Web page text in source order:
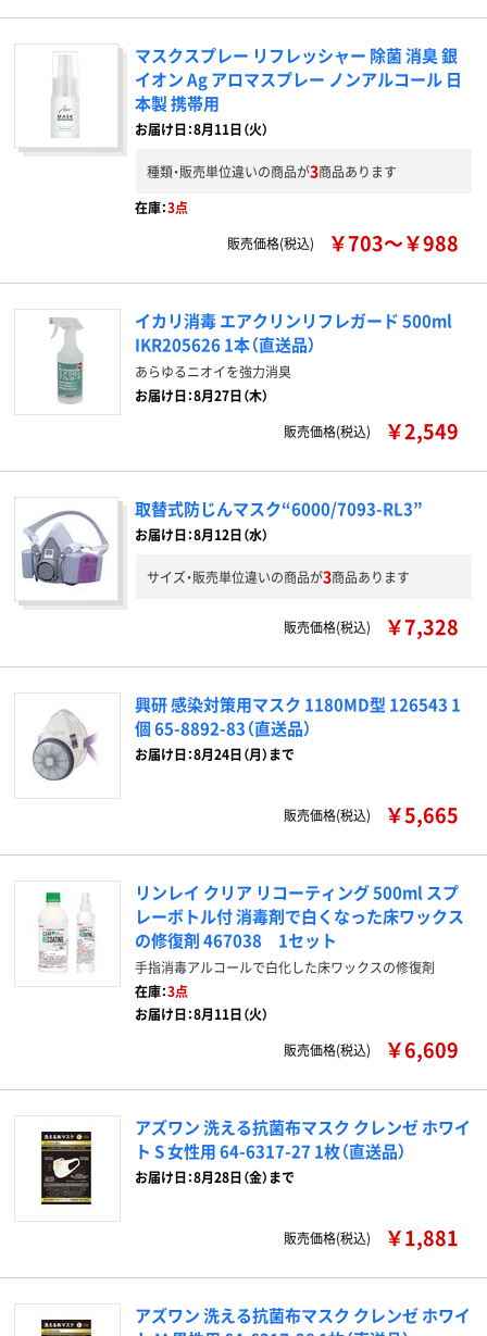
マスクスプレー リフレッシャー 除菌 消臭 銀
イオン Ag アロマスプレー ノンアルコール 日
本製 携帯用
お届け日：8月11日（火）
種類・販売単位違いの商品が3商品あります
在庫：3点
販売価格(税込)
￥703～￥988
イカリ消毒 エアクリンリフレガード 500ml
IKR205626 1本（直送品）
あらゆるニオイを強力消臭
お届け日：8月27日（木）
販売価格(税込)
￥2,549
取替式防じんマスク“6000/7093-RL3”
お届け日：8月12日（水）
サイズ・販売単位違いの商品が3商品あります
販売価格(税込) ￥7,328
興研 感染対策用マスク 1180MD型 126543 1
個 65-8892-83（直送品）
お届け日：8月24日（月）まで
販売価格(税込) ￥5,665
リンレイ クリア リコーティング 500ml スプ
レーボトル付 消毒剤で白くなった床ワックス
の修復剤 467038 1セット
手指消毒アルコールで白化した床ワックスの修復剤
在庫：3点
お届け日：8月11日（火）
販売価格(税込)
￥6,609
アズワン 洗える抗菌布マスク クレンゼ ホワイ
ト S 女性用 64-6317-27 1枚（直送品）
お届け日：8月28日（金）まで
販売価格(税込) ￥1,881
アズワン 洗える抗菌布マスク クレンゼ ホワイ